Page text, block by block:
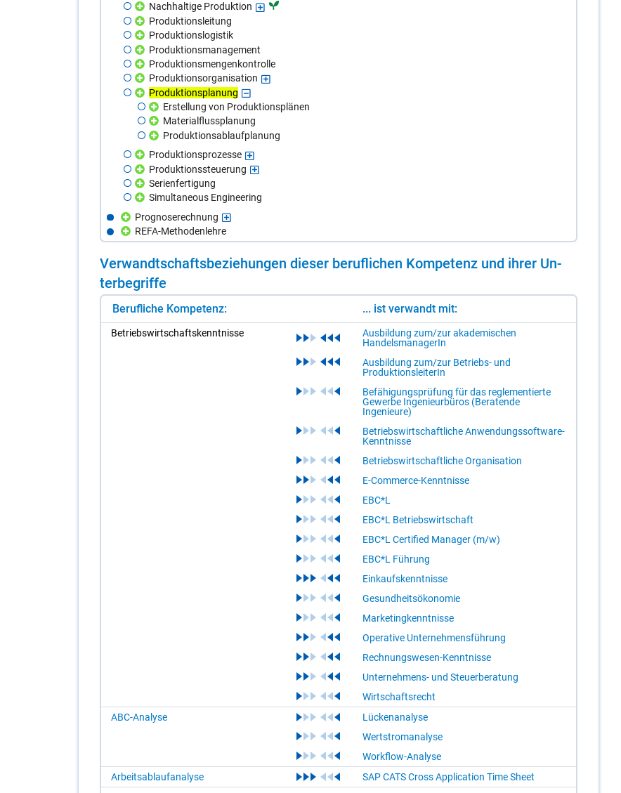
Nachhaltige Produktion
Produktionsleitung
Produktionslogistik
Produktionsmanagement
Produktionsmengenkontrolle
Produktionsorganisation
Produktionsplanung
Erstellung von Produktionsplänen
Materialflussplanung
Produktionsablaufplanung
Produktionsprozesse
Produktionssteuerung
Serienfertigung
Simultaneous Engineering
Prognoserechnung
REFA-Methodenlehre
Ver­wandt­schafts­be­zie­hun­gen die­ser be­ruf­li­chen Kom­pe­tenz und ih­rer Un­
ter­be­grif­fe
Berufliche Kompetenz: ... ist verwandt mit:
Be­triebs­wirt­schafts­kennt­nis­se
Ausbildung zum/zur akademischen
HandelsmanagerIn
Ausbildung zum/zur Betriebs- und
ProduktionsleiterIn
Befähigungsprüfung für das reglementierte
Gewerbe Ingenieurbüros (Beratende
Ingenieure)
Betriebswirtschaftliche Anwendungssoftware-
Kenntnisse
Betriebswirtschaftliche Organisation
E-Commerce-Kenntnisse
EBC*L
EBC*L Betriebswirtschaft
EBC*L Certified Manager (m/w)
EBC*L Führung
Einkaufskenntnisse
Gesundheitsökonomie
Marketingkenntnisse
Operative Unternehmensführung
Rechnungswesen-Kenntnisse
Unternehmens- und Steuerberatung
Wirtschaftsrecht
ABC-Analyse
Lückenanalyse
Wertstromanalyse
Workflow-Analyse
Arbeitsablaufanalyse
SAP CATS Cross Application Time Sheet